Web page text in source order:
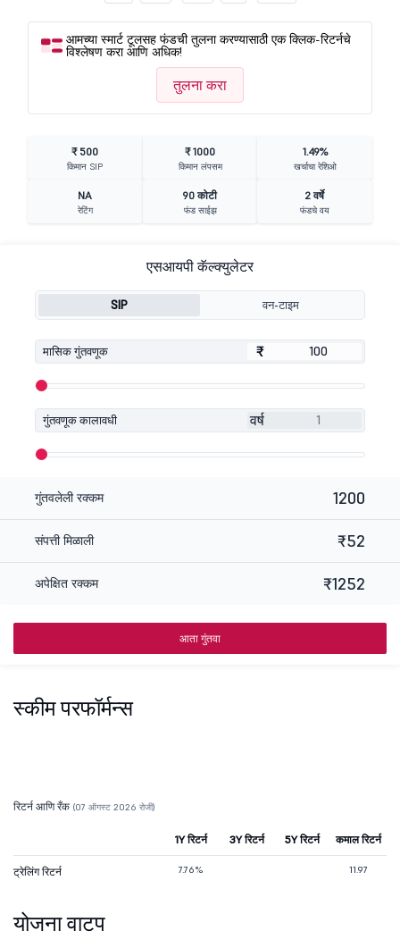
आमच्या स्मार्ट टूलसह फंडची तुलना करण्यासाठी एक क्लिक-रिटर्नचे
विश्लेषण करा आणि अधिक!
तुलना करा
₹ 500
किमान SIP
₹ 1000
किमान लंपसम
1.49%
खर्चाचा रेशिओ
NA
रेटिंग
90 कोटी
फंड साईझ
2 वर्षे
फंडचे वय
एसआयपी कॅल्क्युलेटर
SIP वन-टाइम
मासिक गुंतवणूक ₹
₹
गुंतवणूक कालावधी वर्ष
गुंतवलेली रक्कम 1200
संपत्ती मिळाली ₹52
अपेक्षित रक्कम ₹1252
आता गुंतवा
स्कीम परफॉर्मन्स
रिटर्न आणि रँक (07 ऑगस्ट 2026 रोजी)
1Y रिटर्न 3Y रिटर्न 5Y रिटर्न कमाल रिटर्न
ट्रेलिंग रिटर्न 7.76% 11.97
योजना वाटप